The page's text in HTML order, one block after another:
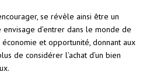
se révèle ainsi être un
d’entrer dans le monde de
et opportunité, donnant aux
de considérer l’achat d’un bien